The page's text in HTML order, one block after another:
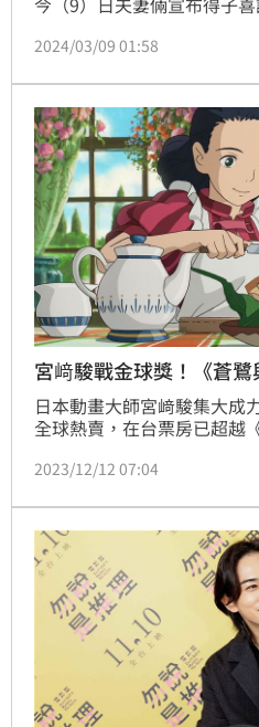
喜。
2024/03/09 01:58
宮﨑駿戰金球獎！《蒼
日本動畫大師宮﨑駿集大成
全球熱賣，在台票房已超越
灣影史日片票房第6名，並接
圍第81屆金球獎最佳動畫片
2023/12/12 07:04